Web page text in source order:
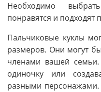
Необходимо
понравятся и подходят
Пальчиковые куклы
размеров. Они могут
членами вашей
одиночку или
разными